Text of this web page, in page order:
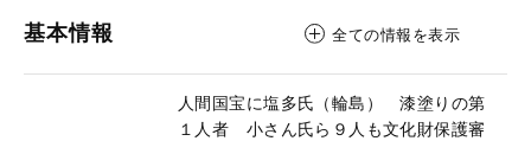
基本情報 全ての情報を表示
人間国宝に塩多氏（輪島） 漆塗りの第
１人者 小さん氏ら９人も文化財保護審